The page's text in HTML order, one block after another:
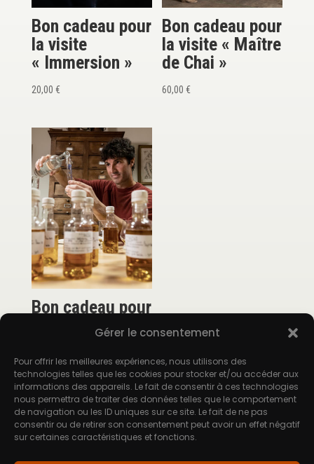
Gérer le consentement
Pour offrir les meilleures expériences, nous utilisons des
technologies telles que les cookies pour stocker et/ou accéder aux
informations des appareils. Le fait de consentir à ces technologies
nous permettra de traiter des données telles que le comportement
de navigation ou les ID uniques sur ce site. Le fait de ne pas
consentir ou de retirer son consentement peut avoir un effet négatif
sur certaines caractéristiques et fonctions.
Bon cadeau pour
la visite
« Immersion »
20,00 €
Bon cadeau pour
la visite « Maître
de Chai »
60,00 €
Bon cadeau pour
d’assemblage
« Skol Wiski »
110,00€